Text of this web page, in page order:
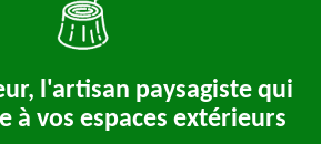
l'artisan paysagiste qui
à vos espaces extérieurs